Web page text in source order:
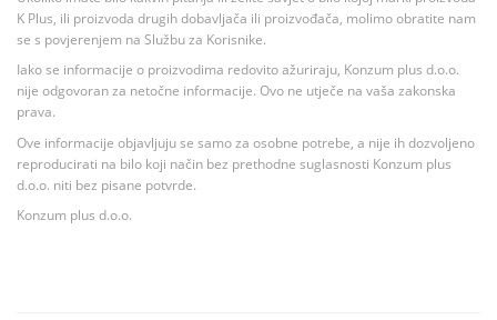
K Plus, ili proizvoda drugih dobavljača ili proizvođača, molimo obratite nam
se s povjerenjem na Službu za Korisnike.
Iako se informacije o proizvodima redovito ažuriraju, Konzum plus d.o.o.
nije odgovoran za netočne informacije. Ovo ne utječe na vaša zakonska
prava.
Ove informacije objavljuju se samo za osobne potrebe, a nije ih dozvoljeno
reproducirati na bilo koji način bez prethodne suglasnosti Konzum plus
d.o.o. niti bez pisane potvrde.
Konzum plus d.o.o.